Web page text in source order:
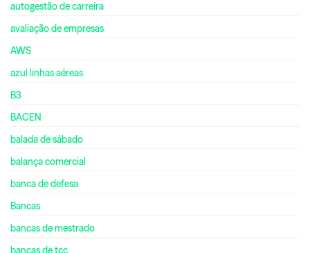
autogestão de carreira
avaliação de empresas
AWS
azul linhas aéreas
B3
BACEN
balada de sábado
balança comercial
banca de defesa
Bancas
bancas de mestrado
bancas de tcc